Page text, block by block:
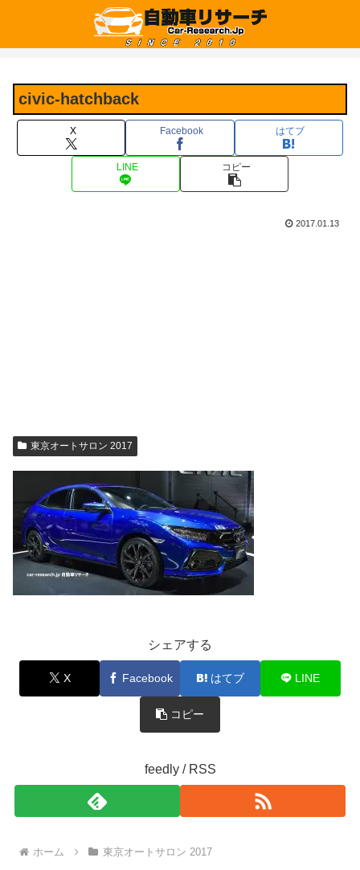
civic-hatchback
X Facebook はてブ
LINE コピー
2017.01.13
東京オートサロン 2017
シェアする
X Facebook はてブ LINE
コピー
feedly / RSS
ホーム 東京オートサロン 2017